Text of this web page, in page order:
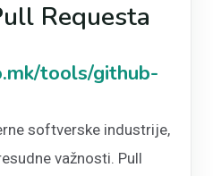
Requesta
tools/github-
softverske industrije,
važnosti. Pull